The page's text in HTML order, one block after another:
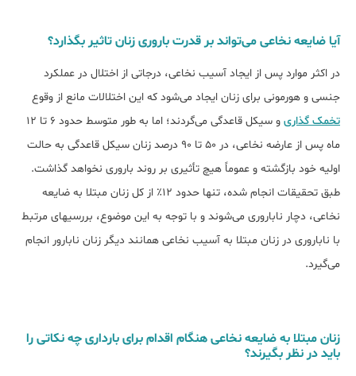
آیا ضایعه نخاعی می‌تواند بر قدرت باروری زنان تاثیر بگذارد؟
در اکثر موارد پس از ایجاد آسیب نخاعی، درجاتی از اختلال در عملکرد
جنسی و هورمونی برای زنان ایجاد می‌شود که این اختلالات مانع از وقوع
تخمک گذاری
و سیکل قاعدگی می‌گردند؛ اما به طور متوسط حدود 6 تا 12
ماه پس از عارضه نخاعی، در 50 تا 90 درصد زنان سیکل قاعدگی به حالت
اولیه خود بازگشته و عموماً هیچ تأثیری بر روند باروری نخواهد گذاشت.
طبق تحقیقات انجام شده، تنها حدود 12٪ از کل زنان مبتلا به ضایعه
نخاعی، دچار ناباروری می‌شوند و با توجه به این موضوع، بررسی‎های مرتبط
با ناباروری در زنان مبتلا به آسیب نخاعی همانند دیگر زنان نابارور انجام
می‌‌‌‌گیرد.
زنان مبتلا به ضایعه نخاعی هنگام اقدام برای بارداری چه نکاتی را
باید در نظر بگیرند؟